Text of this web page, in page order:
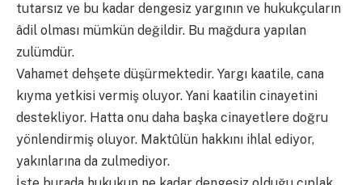
tutarsız ve bu kadar dengesiz yargının ve hukukçuların
âdil olması mümkün değildir. Bu mağdura yapılan
zulümdür.
Vahamet dehşete düşürmektedir. Yargı kaatile, cana
kıyma yetkisi vermiş oluyor. Yani kaatilin cinayetini
destekliyor. Hatta onu daha başka cinayetlere doğru
yönlendirmiş oluyor. Maktûlün hakkını ihlal ediyor,
yakınlarına da zulmediyor.